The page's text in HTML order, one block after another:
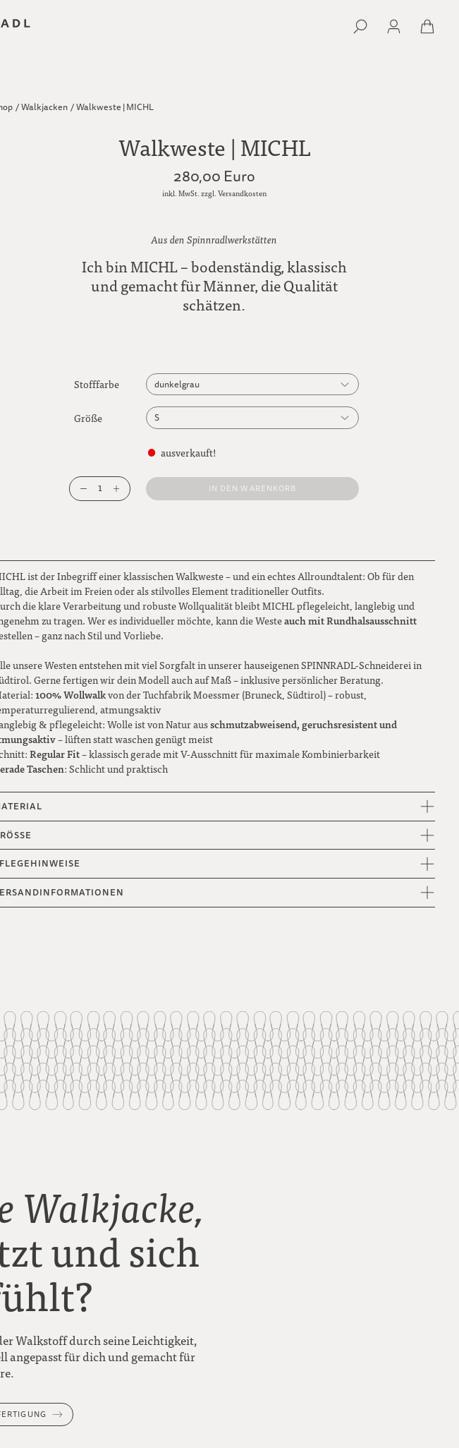
/Walkjacken /Walkweste | MICHL
Walkweste | MICHL
280,00 Euro
inkl. MwSt. zzgl. Versandkosten
Aus den Spinnradlwerkstätten
Ich bin MICHL – bodenständig, klassisch
und gemacht für Männer, die Qualität
schätzen.
Stofffarbe
dunkelgrau
dunkelgrau
Größe
S
L
ausverkauft!
1 IN DEN WARENKORB
ist der Inbegriff einer klassischen Walkweste – und ein echtes Allroundtalent: Ob für den
die Arbeit im Freien oder als stilvolles Element traditioneller Outfits.
die klare Verarbeitung und robuste Wollqualität bleibt MICHL pflegeleicht, langlebig und
zu tragen. Wer es individueller möchte, kann die Westeauch mit Rundhalsausschnitt
– ganz nach Stil und Vorliebe.
unsere Westen entstehen mit viel Sorgfalt in unserer hauseigenen SPINNRADL-Schneiderei in
Gerne fertigen wir dein Modell auch auf Maß – inklusive persönlicher Beratung.
100% Wollwalkvon der Tuchfabrik Moessmer (Bruneck, Südtirol) – robust,
atmungsaktiv
& pflegeleicht: Wolle ist von Natur ausschmutzabweisend, geruchsresistent und
– lüften statt waschen genügt meist
Regular Fit– klassisch gerade mit V-Ausschnitt für maximale Kombinierbarkeit
Taschen: Schlicht und praktisch
Walkjacke,
und sich
Walkstoff durch seine Leichtigkeit,
angepasst für dich und gemacht für